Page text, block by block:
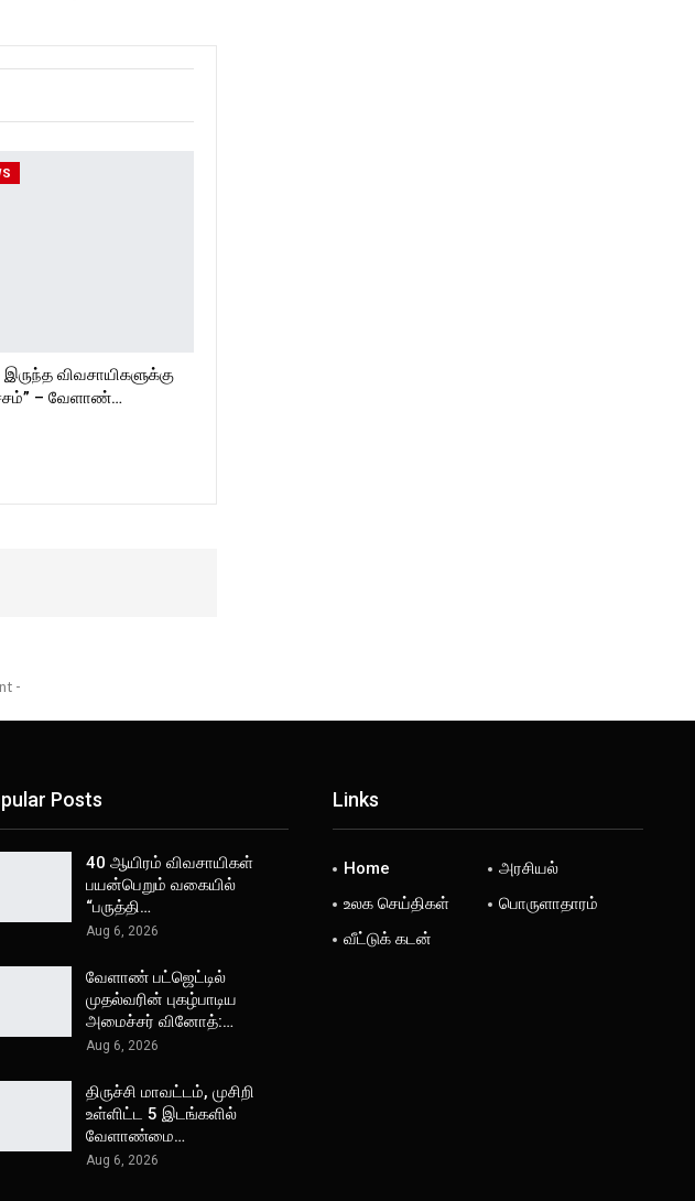
இருந்த விவசாயிகளுக்கு
– வேளாண்…
Posts
40 ஆயிரம் விவசாயிகள்
பயன்பெறும் வகையில்
“பருத்தி…
Aug 6, 2026
வேளாண் பட்ஜெட்டில்
முதல்வரின் புகழ்பாடிய
அமைச்சர் வினோத்:…
Aug 6, 2026
திருச்சி மாவட்டம், முசிறி
உள்ளிட்ட 5 இடங்களில்
வேளாண்மை…
Aug 6, 2026
Links
Home
அரசியல்
உலக செய்திகள்
பொருளாதாரம்
வீட்டுக் கடன்